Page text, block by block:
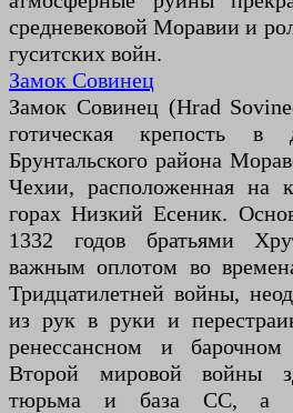
средневековой Моравии и
гуситских войн.
Замок Совинец
Замок Совинец (Hrad
готическая крепость в
Брунтальского района
Чехии, расположенная на
горах Низкий Есеник.
1332 годов братьями
важным оплотом во
Тридцатилетней войны,
из рук в руки и
ренессансном и
Второй мировой войны
тюрьма и база СС, а